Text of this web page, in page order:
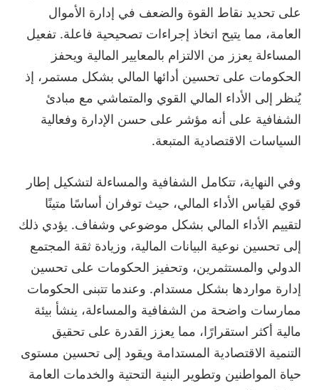
على تحديد نقاط القوة والضعف في إدارة الأموال
العامة، مما يتيح اتخاذ إجراءات تصحيحية فاعلة. تفعيل
المساءلة يعزز من الالتزام بالمعايير المالية ويحفز
الحكومات على تحسين أدائها المالي بشكل مستمر، إذ
يُنظر إلى الأداء المالي القوي والمتماشي مع مبادئ
الشفافية على أنه مؤشر على حسن الإدارة وفعالية
السياسات الاقتصادية المتبعة.
وفي النهاية، تتكامل الشفافية والمساءلة لتشكيل إطار
قوي لقياس الأداء المالي، حيث توفران أساسًا متينًا
لتقييم الأداء المالي بشكل موضوعي وشفاف. يؤدي ذلك
إلى تحسين نوعية البيانات المالية، وزيادة ثقة المجتمع
الدولي والمستثمرين، وتحفيز الحكومات على تحسين
إدارة مواردها بشكل مستدام. وعندما تتبنى الحكومات
ممارسات واضحة من الشفافية والمساءلة، ينشأ بيئة
مالية أكثر استقرارًا، مما يعزز القدرة على تحقيق
التنمية الاقتصادية المستدامة ويقود إلى تحسين مستوى
حياة المواطنين وتطوير البنية التحتية والخدمات العامة